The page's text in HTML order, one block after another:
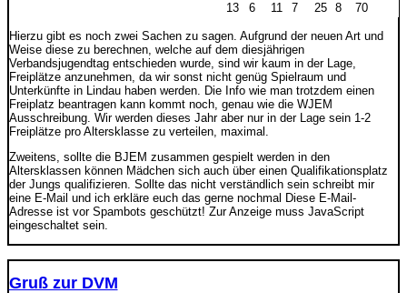
13
6 11 7 25 8 70
Hierzu gibt es noch zwei Sachen zu sagen. Aufgrund der neuen Art und
Weise diese zu berechnen, welche auf dem diesjährigen
Verbandsjugendtag entschieden wurde, sind wir kaum in der Lage,
Freiplätze anzunehmen, da wir sonst nicht genüg Spielraum und
Unterkünfte in Lindau haben werden. Die Info wie man trotzdem einen
Freiplatz beantragen kann kommt noch, genau wie die WJEM
Ausschreibung. Wir werden dieses Jahr aber nur in der Lage sein 1-2
Freiplätze pro Altersklasse zu verteilen, maximal.
Zweitens, sollte die BJEM zusammen gespielt werden in den
Altersklassen können Mädchen sich auch über einen Qualifikationsplatz
der Jungs qualifizieren. Sollte das nicht verständlich sein schreibt mir
eine E-Mail und ich erkläre euch das gerne nochmal Diese E-Mail-
Adresse ist vor Spambots geschützt! Zur Anzeige muss JavaScript
eingeschaltet sein.
Gruß zur DVM